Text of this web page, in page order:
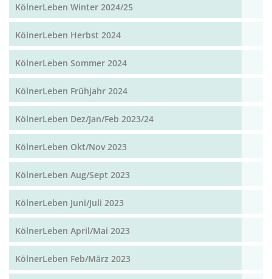
KölnerLeben Winter 2024/25
KölnerLeben Herbst 2024
KölnerLeben Sommer 2024
KölnerLeben Frühjahr 2024
KölnerLeben Dez/Jan/Feb 2023/24
KölnerLeben Okt/Nov 2023
KölnerLeben Aug/Sept 2023
KölnerLeben Juni/Juli 2023
KölnerLeben April/Mai 2023
KölnerLeben Feb/März 2023